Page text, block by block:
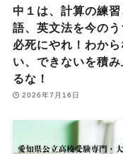
中１は、計算の練習
語、英文法を今のう
必死にやれ！わから
い、できないを積
るな！
2026年7月16日